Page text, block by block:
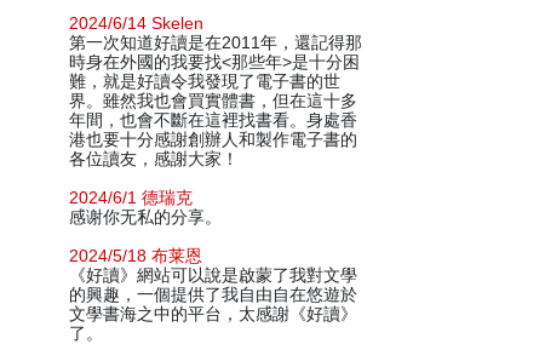
2024/6/14 Skelen
第一次知道好讀是在2011年，還記得那
時身在外國的我要找<那些年>是十分困
難，就是好讀令我發現了電子書的世
界。雖然我也會買實體書，但在這十多
年間，也會不斷在這裡找書看。身處香
港也要十分感謝創辦人和製作電子書的
各位讀友，感謝大家！
2024/6/1 德瑞克
感谢你无私的分享。
2024/5/18 布莱恩
《好讀》網站可以說是啟蒙了我對文學
的興趣，一個提供了我自由自在悠遊於
文學書海之中的平台，太感謝《好讀》
了。